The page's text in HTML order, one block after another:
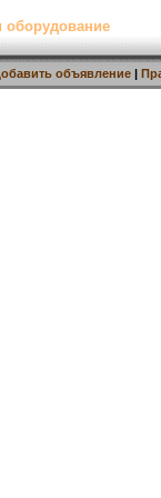
оборудование
объявление |